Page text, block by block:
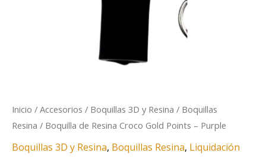
Inicio / Accesorios / Boquillas 3D y Resina / Boquillas
Resina / Boquilla de Resina Croco Gold Points – Purple
Boquillas 3D y Resina, Boquillas Resina, Liquidación